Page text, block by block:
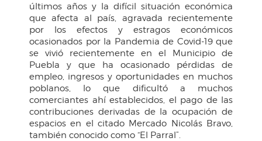
últimos años y la difícil situación económica
que afecta al país, agravada recientemente
por los efectos y estragos económicos
ocasionados por la Pandemia de Covid-19 que
se vivió recientemente en el Municipio de
Puebla y que ha ocasionado pérdidas de
empleo, ingresos y oportunidades en muchos
poblanos, lo que dificultó a muchos
comerciantes ahí establecidos, el pago de las
contribuciones derivadas de la ocupación de
espacios en el citado Mercado Nicolás Bravo,
también conocido como “El Parral”.